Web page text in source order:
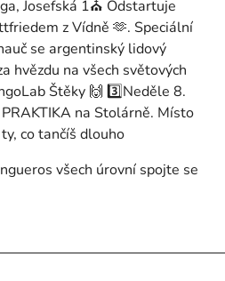
Josefská 1⛪ Odstartuje
z Vídně 🫶. Speciální
se argentinský lidový
hvězdu na všech světových
Štěky 🙌 3️⃣Neděle 8.
na Stolárně. Místo
co tančíš dlouho
všech úrovní spojte se